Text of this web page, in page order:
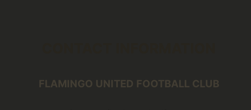
FLAMINGO UNITED FOOTBALL CLUB